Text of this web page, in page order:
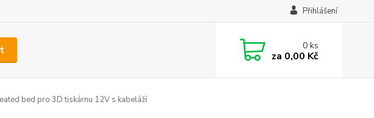
Přihlášení
0ks
za 0,00 Kč
bed pro 3D tiskárnu 12V s kabeláží